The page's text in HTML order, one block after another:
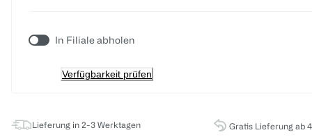
In Filiale abholen
Verfügbarkeit prüfen
Lieferung in 2-3 Werktagen Gratis Lieferung ab